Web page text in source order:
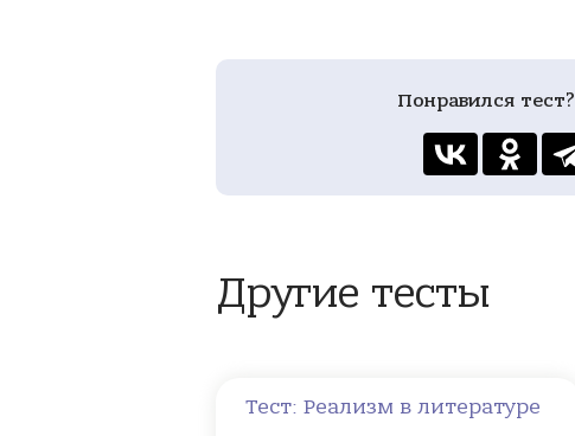
Понравился тест?
Другие тесты
Тест: Реализм в литературе